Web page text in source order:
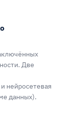
Две
нейросетевая
данных).